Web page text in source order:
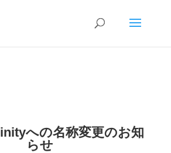
への名称変更のお知
らせ